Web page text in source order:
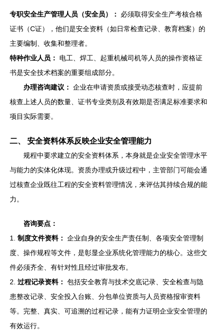
专职安全生产管理人员（安全员）：
必须取得安全生产考核合格
证书（C证），他们是安全资料（如日常检查记录、教育档案）的
主要编制、收集和整理者。
特种作业人员：
电工、焊工、起重机械司机等人员的操作资格证
书是安全技术档案的重要组成部分。
办理咨询建议： 企业在申请资质或接受动态核查时，应提前
核查上述人员的数量、证书专业类别及有效期是否满足标准要求和
项目实际需要。
二、 安全资料体系反映企业安全管理能力
规程中要求建立的安全资料体系，本身就是企业安全管理水平
与能力的实体化体现。资质办理或升级过程中，主管部门可能会通
过核查企业既往工程的安全资料管理情况，来评估其持续合规的能
力。
咨询要点：
1. 制度文件资料： 企业自身的安全生产责任制、各项安全管理制
度、操作规程等文件，是彰显企业系统化管理能力的核心。这些文
件必须齐全、有针对性且经过审批发布。
2. 过程记录资料： 包括安全教育与技术交底记录、安全检查与隐
患整改记录、安全投入台账、分包单位资质与人员资格报审资料
等。完整、真实、可追溯的过程记录，能有力证明企业安全管理的
有效运行。